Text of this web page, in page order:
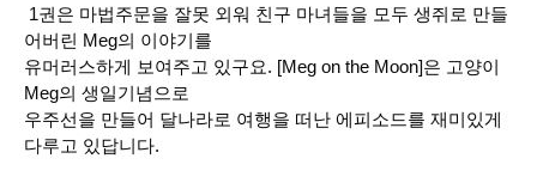
1권은 마법주문을 잘못 외워 친구 마녀들을 모두 생쥐로 만들
어버린 Meg의 이야기를
유머러스하게 보여주고 있구요. [Meg on the Moon]은 고양이
Meg의 생일기념으로
우주선을 만들어 달나라로 여행을 떠난 에피소드를 재미있게
다루고 있답니다.